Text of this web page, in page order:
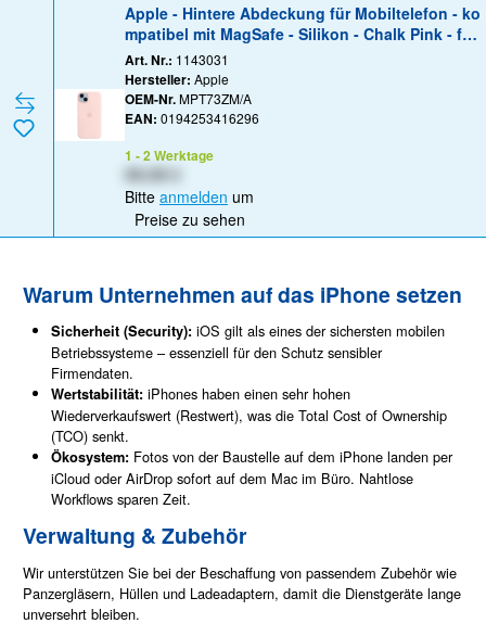
Apple - Hintere Abdeckung für Mobiltelefon - ko
mpatibel mit MagSafe - Silikon - Chalk Pink - für
iPhone 14 Plus
Art. Nr.: 1143031
Hersteller: Apple
OEM-Nr.MPT73ZM/A
EAN: 0194253416296
1 - 2 Werktage
Bitte anmelden um
Preise zu sehen
Warum Unternehmen auf das iPhone setzen
Sicherheit (Security): iOS gilt als eines der sichersten mobilen
Betriebssysteme – essenziell für den Schutz sensibler
Firmendaten.
Wertstabilität: iPhones haben einen sehr hohen
Wiederverkaufswert (Restwert), was die Total Cost of Ownership
(TCO) senkt.
Ökosystem: Fotos von der Baustelle auf dem iPhone landen per
iCloud oder AirDrop sofort auf dem Mac im Büro. Nahtlose
Workflows sparen Zeit.
Verwaltung & Zubehör
Wir unterstützen Sie bei der Beschaffung von passendem Zubehör wie
Panzergläsern, Hüllen und Ladeadaptern, damit die Dienstgeräte lange
unversehrt bleiben.